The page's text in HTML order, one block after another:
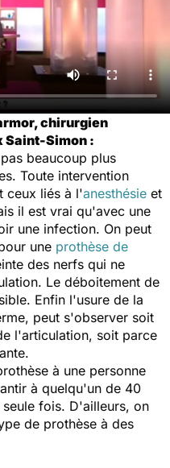
chirurgien
Saint-Simon :
beaucoup plus
Toute intervention
ceux liés à l'anesthésie et
il est vrai qu'avec une
une infection. On peut
une prothèse de
des nerfs qui ne
Le déboitement de
Enfin l'usure de la
peut s'observer soit
l'articulation, soit parce
à une personne
à quelqu'un de 40
fois. D'ailleurs, on
de prothèse à des